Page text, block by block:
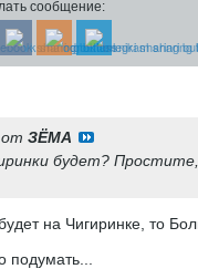
сообщение:
ЗЁМА
будет?
на Чигиринке, то
подумать...